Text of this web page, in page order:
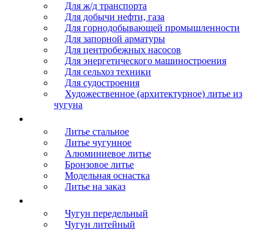
Для ж/д транспорта
Для добычи нефти, газа
Для горнодобывающей промышленности
Для запорной арматуры
Для центробежных насосов
Для энергетического машиностроения
Для сельхоз техники
Для судостроения
Художественное (архитектурное) литье из
чугуна
Литье стальное
Литье чугунное
Алюминиевое литье
Бронзовое литье
Модельная оснастка
Литье на заказ
Чугун передельный
Чугун литейный